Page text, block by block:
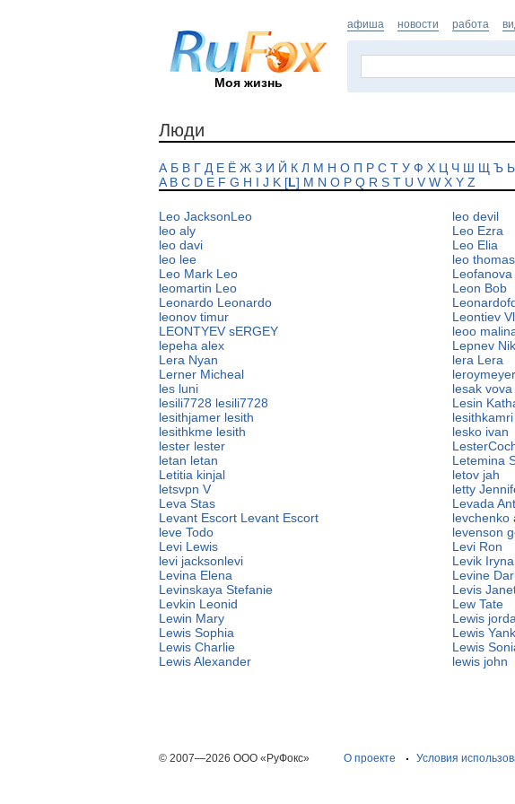
Моя жизнь
афиша новости работа
Люди
А Б В Г Д Е Ё Ж З И Й К Л М Н О П Р С Т У Ф Х Ц Ч Ш Щ Ъ
A B C D E F G H I J K [L] M N O P Q R S T U V W X Y Z
Leo JacksonLeo leo devil
leo aly
Leo Ezra
leo davi
Leo Elia
leo lee
leo thomas
Leo Mark Leo
Leofanova
leomartin Leo
Leon Bob
Leonardo Leonardo
leonov timur
Leontiev
LEONTYEV sERGEY
leoo
lepeha alex
Lepnev Nik
Lera Nyan
lera Lera
Lerner Micheal
les luni
lesak vova
lesili7728 lesili7728
Lesin
lesithjamer lesith
lesithkme lesith
lesko ivan
lester lester
letan letan
Letemina
Letitia kinjal
letov jah
letsvpn V
letty
Leva Stas
Levada
Levant Escort Levant Escort
levchenko
leve Todo
levenson
Levi Lewis
Levi Ron
levi jacksonlevi
Levik Iryna
Levina Elena
Levine
Levinskaya Stefanie
Levis
Levkin Leonid
Lew Tate
Lewin Mary
Lewis
Lewis Sophia
Lewis
Lewis Charlie
Lewis
Lewis Alexander
lewis john
© 2007—2026 ООО «РуФокс» О проекте Условия